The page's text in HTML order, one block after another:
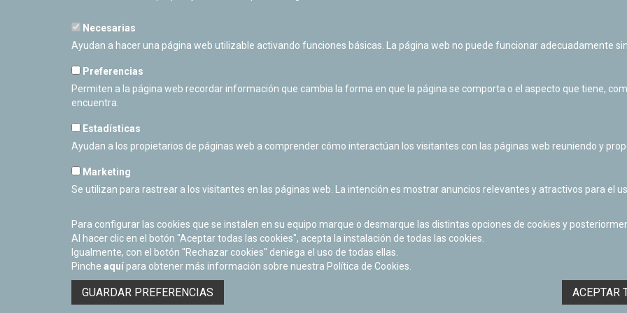
PLANETARIO DE PAMPLONA
31008 Pamplona, Navarra
Cerrado Temporalmente
Las actividades de divulgación y educación científica de Planetario
de Pamplona cuentan con el impulso de la Fundación "la Caixa".
Necesarias
Ayudan a hacer una página web utilizable activando funciones básicas. La página web no puede funcionar adecuadamente
Preferencias
Permiten a la página web recordar información que cambia la forma en que la página se comporta o el aspecto que tiene,
encuentra.
Estadísticas
Ayudan a los propietarios de páginas web a comprender cómo interactúan los visitantes con las páginas web reuniendo y
Marketing
Se utilizan para rastrear a los visitantes en las páginas web. La intención es mostrar anuncios relevantes y atractivos para el
Para configurar las cookies que se instalen en su equipo marque o desmarque las distintas opciones de cookies y
Al hacer clic en el botón "Aceptar todas las cookies", acepta la instalación de todas las cookies.
Igualmente, con el botón "Rechazar cookies" deniega el uso de todas ellas.
Pinche aquí para obtener más información sobre nuestra Política de Cookies.
GUARDAR PREFERENCIAS ACEPTAR